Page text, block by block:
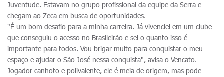
Juventude. Estavam no grupo profissional da equipe da Serra e
chegam ao Zeca em busca de oportunidades.
"É um bom desafio para a minha carreira. Já vivenciei em um clube
que conseguiu o acesso no Brasileirão e sei o quanto isso é
importante para todos. Vou brigar muito para conquistar o meu
espaço e ajudar o São José nessa conquista", avisa o Vencato.
Jogador canhoto e polivalente, ele é meia de origem, mas pode